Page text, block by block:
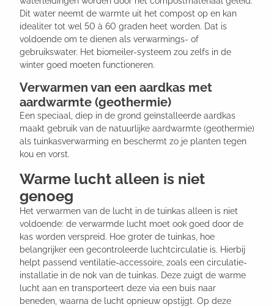
Dit water neemt de warmte uit het compost op en kan
idealiter tot wel 50 à 60 graden heet worden. Dat is
voldoende om te dienen als verwarmings- of
gebruikswater. Het biomeiler-systeem zou zelfs in de
winter goed moeten functioneren.
Verwarmen van een aardkas met
aardwarmte (geothermie)
Een speciaal, diep in de grond geïnstalleerde aardkas
maakt gebruik van de natuurlijke aardwarmte (geothermie)
als tuinkasverwarming en beschermt zo je planten tegen
kou en vorst.
Warme lucht alleen is niet
genoeg
Het verwarmen van de lucht in de tuinkas alleen is niet
voldoende: de verwarmde lucht moet ook goed door de
kas worden verspreid. Hoe groter de tuinkas, hoe
belangrijker een gecontroleerde luchtcirculatie is. Hierbij
helpt passend ventilatie-accessoire, zoals een circulatie-
installatie in de nok van de tuinkas. Deze zuigt de warme
lucht aan en transporteert deze via een buis naar
beneden, waarna de lucht opnieuw opstijgt. Op deze